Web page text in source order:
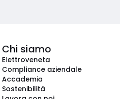
Chi siamo
Elettroveneta
Compliance aziendale
Accademia
Sostenibilità